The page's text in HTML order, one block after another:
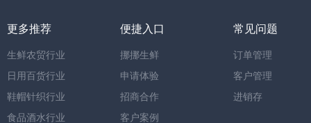
更多推荐
生鲜农贸行业
日用百货行业
鞋帽针织行业
食品酒水行业
便捷入口
挪挪生鲜
申请体验
招商合作
客户案例
常见问题
订单管理
客户管理
进销存